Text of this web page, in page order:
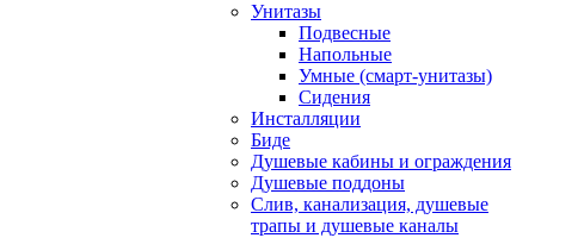
Унитазы
Подвесные
Напольные
Умные (смарт-унитазы)
Сидения
Инсталляции
Биде
Душевые кабины и ограждения
Душевые поддоны
Слив, канализация, душевые
трапы и душевые каналы